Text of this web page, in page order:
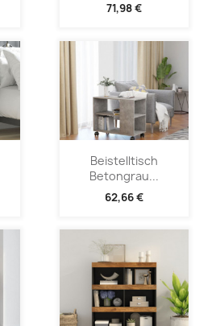
71,98 €
Beistelltisch
Betongrau...
62,66 €